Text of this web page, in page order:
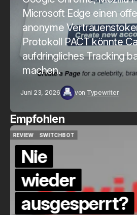
Microsoft Edge einen
anonyme
Protokoll PACT könnte
aufdringliches Tracking
machen.
Juni 23, 2026 von Typewriter
Empfohlen
QUICKCHECK
HOME ASSISTANT
Die Alexa-